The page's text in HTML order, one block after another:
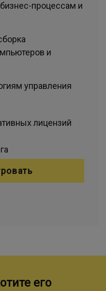
процессам и
и
управления
лицензий
его